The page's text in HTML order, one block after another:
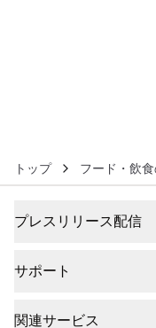
トップ フード・飲
プレスリリース配信
サポート
関連サービス